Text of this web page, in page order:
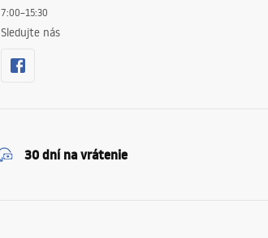
7:00–15:30
Sledujte nás
30 dní na vrátenie